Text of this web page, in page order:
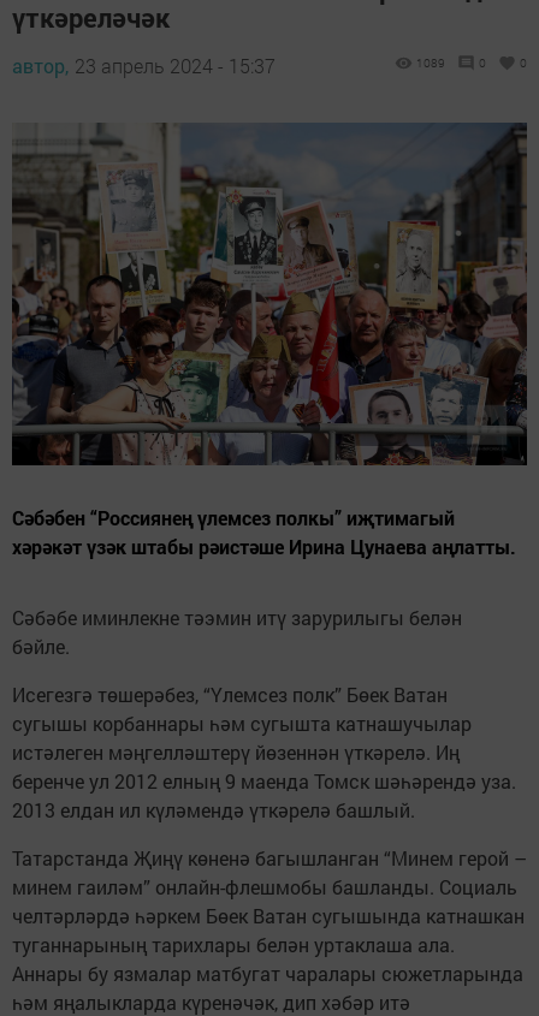
үткәреләчәк
автор, 23 апрель 2024 - 15:37 1089 0 0
Сәбәбен “Россиянең үлемсез полкы” иҗтимагый
хәрәкәт үзәк штабы рәистәше Ирина Цунаева аңлатты.
Сәбәбе иминлекне тәэмин итү зарурилыгы белән
бәйле.
Исегезгә төшерәбез, “Үлемсез полк” Бөек Ватан
сугышы корбаннары һәм сугышта катнашучылар
истәлеген мәңгелләштерү йөзеннән үткәрелә. Иң
беренче ул 2012 елның 9 маенда Томск шәһәрендә уза.
2013 елдан ил күләмендә үткәрелә башлый.
Татарстанда Җиңү көненә багышланган “Минем герой –
минем гаиләм” онлайн-флешмобы башланды. Социаль
челтәрләрдә һәркем Бөек Ватан сугышында катнашкан
туганнарының тарихлары белән уртаклаша ала.
Аннары бу язмалар матбугат чаралары сюжетларында
һәм яңалыкларда күренәчәк, дип хәбәр итә